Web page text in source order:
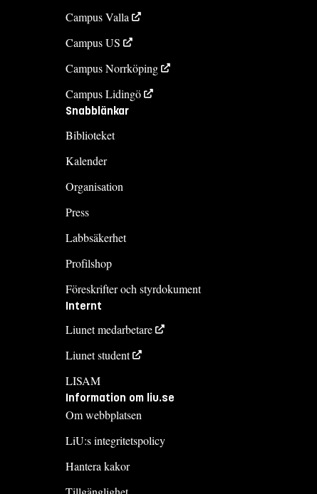
Campus Valla
Campus US
Campus Norrköping
Campus Lidingö
Snabblänkar
Biblioteket
Kalender
Organisation
Press
Labbsäkerhet
Profilshop
Föreskrifter och styrdokument
Internt
Liunet medarbetare
Liunet student
LISAM
Information om liu.se
Om webbplatsen
LiU:s integritetspolicy
Hantera kakor